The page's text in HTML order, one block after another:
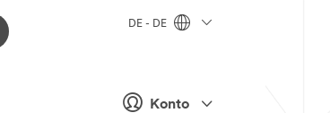
Konto
DE - DE